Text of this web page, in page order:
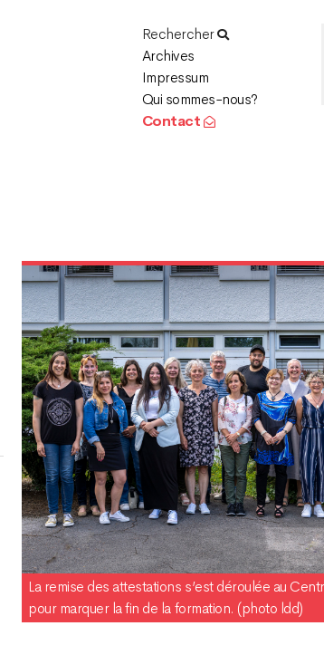
Rechercher
Archives
Impressum
Qui sommes-nous?
Contact
La remise des attestations s’est déroulée au
pour marquer la fin de la formation. (photo ldd)